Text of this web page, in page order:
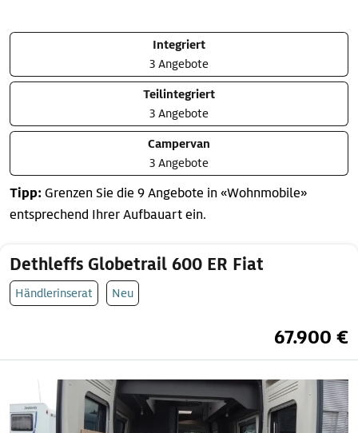
Integriert
3 Angebote
Teilintegriert
3 Angebote
Campervan
3 Angebote
Tipp: Grenzen Sie die 9 Angebote in «Wohnmobile»
entsprechend Ihrer Aufbauart ein.
Dethleffs Globetrail 600 ER Fiat
Händlerinserat Neu
67.900 €